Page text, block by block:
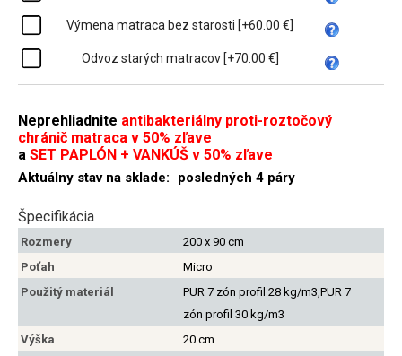
Výmena matraca bez starosti [+60.00 €]
Odvoz starých matracov [+70.00 €]
Neprehliadnite antibakteriálny proti-roztočový
chránič matraca v 50% zľave
a SET PAPLÓN + VANKÚŠ v 50% zľave
Aktuálny stav na sklade: posledných 4 páry
Špecifikácia
Rozmery
200 x 90 cm
Poťah
Micro
Použitý materiál
PUR 7 zón profil 28 kg/m3,PUR 7
zón profil 30 kg/m3
Výška
20 cm